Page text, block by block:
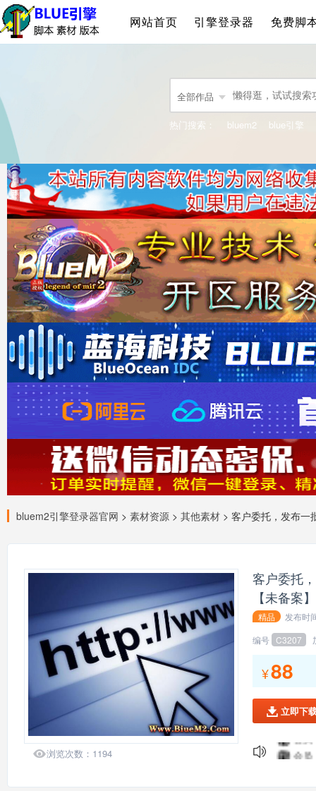
网站首页 引擎登录器 免费脚
全部作品
热门搜索： bluem2 blue引擎
bluem2引擎登录器官网 > 素材资源 > 其他素材 > 客户委托，发布一
浏览次数： 1194
客户委托
【未备案】
精品
发布时
编号 C3207
¥88
 立即下
会员
会员
会员
会员
会
会员